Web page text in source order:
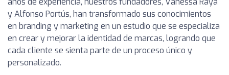
y Alfonso Portús, han transformado sus conocimientos
en branding y marketing en un estudio que se especializa
en crear y mejorar la identidad de marcas, logrando que
cada cliente se sienta parte de un proceso único y
personalizado.